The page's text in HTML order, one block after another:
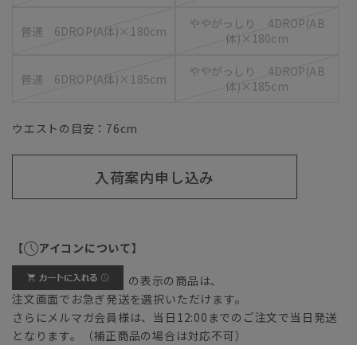
普通 6DROP(A体)×180cm
ややがっしり 4DROP(AB
体)×180cm
普通 6DROP(A体)×185cm
ややがっしり 4DROP(AB
体)×185cm
ウエストの目安： 76cm
入荷案内申し込み
【 アイコンについて】
の表示の商品は、
注文画面でお急ぎ発送を選択いただけます。
さらにメルマガ会員様は、当日12:00までのご注文で当日発送
となります。（補正商品の場合は対応不可）